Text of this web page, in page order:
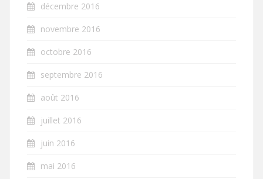
décembre 2016
novembre 2016
octobre 2016
septembre 2016
août 2016
juillet 2016
juin 2016
mai 2016